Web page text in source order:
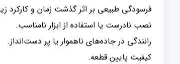
فرسودگی طبیعی بر اثر گذشت زمان و کارکرد
نصب نادرست یا استفاده از ابزار نامناسب.
رانندگی در جاده‌های ناهموار یا پر دست‌انداز.
کیفیت پایین قطعه.